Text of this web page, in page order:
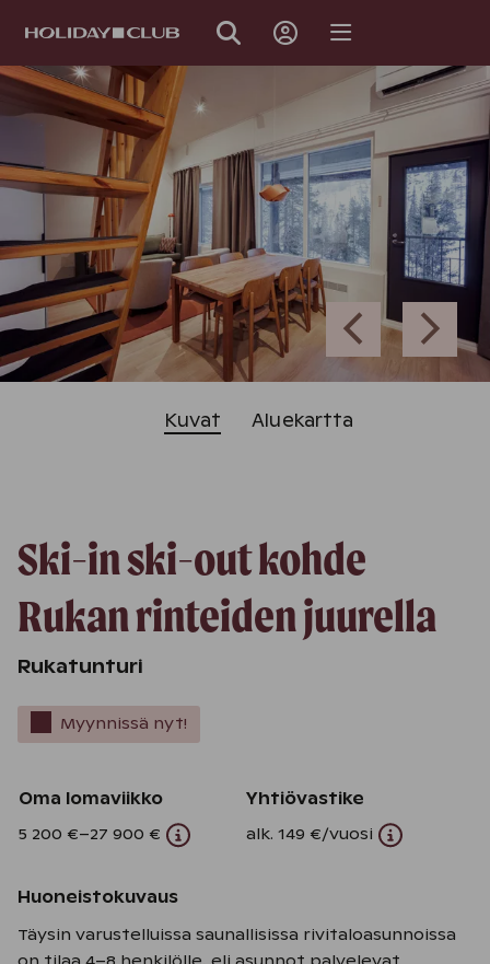
Kuvat Aluekartta
Ski-in ski-out kohde
Rukan rinteiden juurella
Rukatunturi
Myynnissä nyt!
Oma lomaviikko
Yhtiövastike
5 200 €–27 900 €
alk. 149 €/vuosi
Huoneistokuvaus
Täysin varustelluissa saunallisissa rivitaloasunnoissa